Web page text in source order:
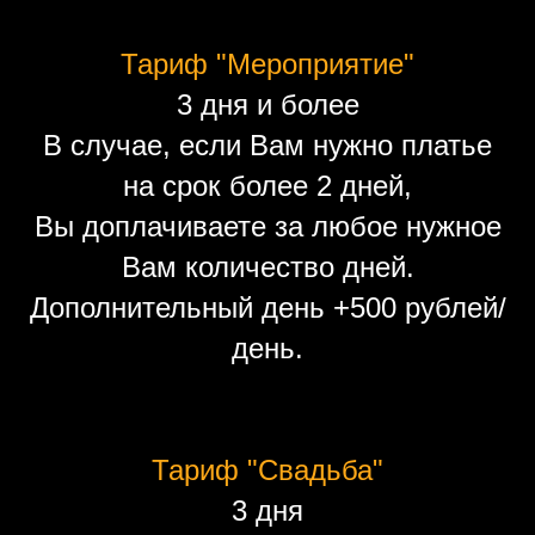
Тариф "Мероприятие"
3 дня и более
В случае, если Вам нужно платье
на срок более 2 дней,
Вы доплачиваете за любое нужное
Вам количество дней.
Дополнительный день +500 рублей/
день.
Тариф "Свадьба"
3 дня